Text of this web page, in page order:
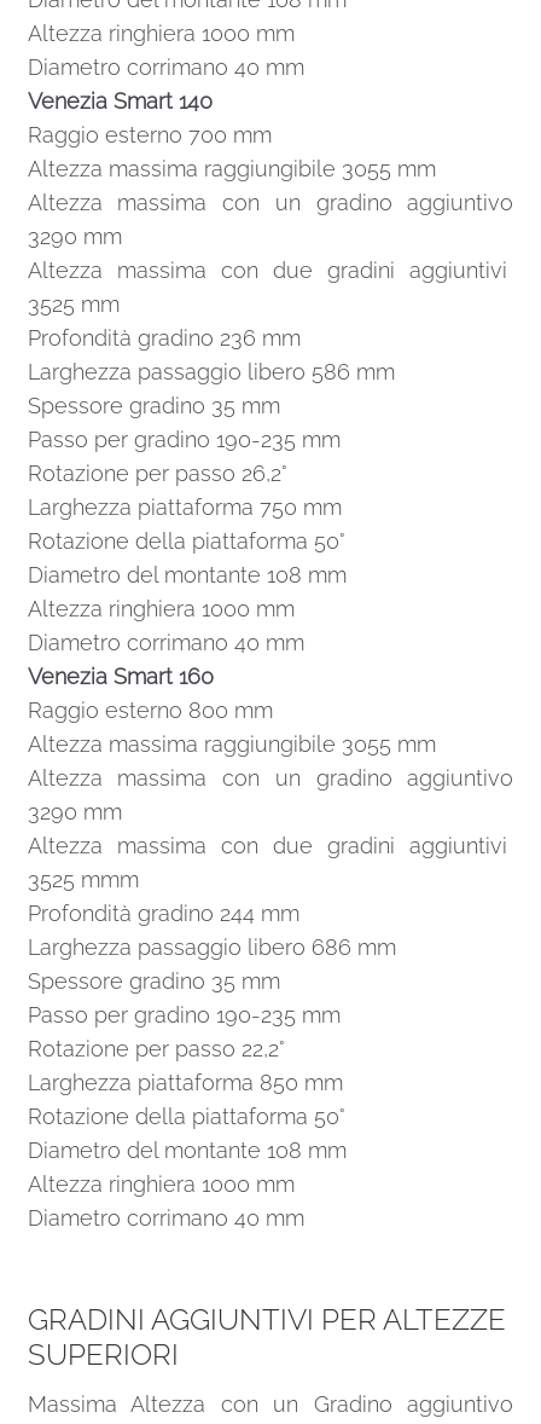
Altezza ringhiera 1000 mm
Diametro corrimano 40 mm
Venezia Smart 140
Raggio esterno 700 mm
Altezza massima raggiungibile 3055 mm
Altezza massima con un gradino aggiuntivo
3290 mm
Altezza massima con due gradini aggiuntivi
3525 mm
Profondità gradino 236 mm
Larghezza passaggio libero 586 mm
Spessore gradino 35 mm
Passo per gradino 190-235 mm
Rotazione per passo 26,2°
Larghezza piattaforma 750 mm
Rotazione della piattaforma 50°
Diametro del montante 108 mm
Altezza ringhiera 1000 mm
Diametro corrimano 40 mm
Venezia Smart 160
Raggio esterno 800 mm
Altezza massima raggiungibile 3055 mm
Altezza massima con un gradino aggiuntivo
3290 mm
Altezza massima con due gradini aggiuntivi
3525 mmm
Profondità gradino 244 mm
Larghezza passaggio libero 686 mm
Spessore gradino 35 mm
Passo per gradino 190-235 mm
Rotazione per passo 22,2°
Larghezza piattaforma 850 mm
Rotazione della piattaforma 50°
Diametro del montante 108 mm
Altezza ringhiera 1000 mm
Diametro corrimano 40 mm
GRADINI AGGIUNTIVI PER ALTEZZE
SUPERIORI
Massima Altezza con un Gradino aggiuntivo